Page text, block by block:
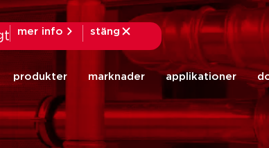
mer info
stäng
produkter marknader applikationer